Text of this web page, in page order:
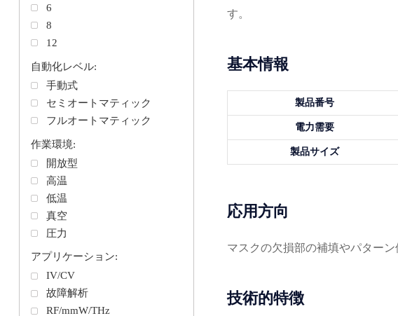
6
8
12
自動化レベル:
手動式
セミオートマティック
フルオートマティック
作業環境:
開放型
高温
低温
真空
圧力
アプリケーション:
IV/CV
故障解析
RF/mmW/THz
す。
基本情報
製品番号
電力需要
製品サイズ
応用方向
マスクの欠損部の補填やパター
技術的特徴